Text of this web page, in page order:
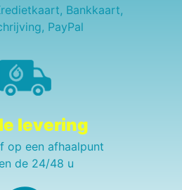
Bankkaart,
PayPal
levering
op een afhaalpunt
de 24/48 u